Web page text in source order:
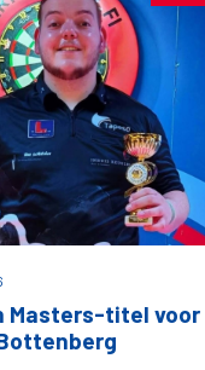
Masters-titel voor